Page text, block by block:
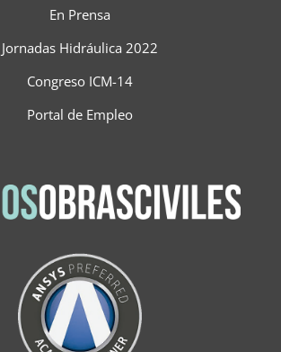
En Prensa
Jornadas Hidráulica 2022
Congreso ICM-14
Portal de Empleo